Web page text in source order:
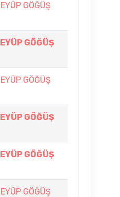
EYÜP GÖĞÜŞ
EYÜP GÖĞÜŞ
EYÜP GÖĞÜŞ
EYÜP GÖĞÜŞ
EYÜP GÖĞÜŞ
EYÜP GÖĞÜŞ